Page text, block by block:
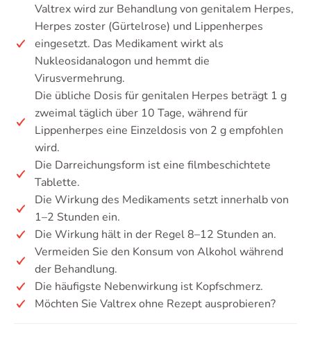
Valtrex wird zur Behandlung von genitalem Herpes,
Herpes zoster (Gürtelrose) und Lippenherpes
eingesetzt. Das Medikament wirkt als
Nukleosidanalogon und hemmt die
Virusvermehrung.
Die übliche Dosis für genitalen Herpes beträgt 1 g
zweimal täglich über 10 Tage, während für
Lippenherpes eine Einzeldosis von 2 g empfohlen
wird.
Die Darreichungsform ist eine filmbeschichtete
Tablette.
Die Wirkung des Medikaments setzt innerhalb von
1–2 Stunden ein.
Die Wirkung hält in der Regel 8–12 Stunden an.
Vermeiden Sie den Konsum von Alkohol während
der Behandlung.
Die häufigste Nebenwirkung ist Kopfschmerz.
Möchten Sie Valtrex ohne Rezept ausprobieren?